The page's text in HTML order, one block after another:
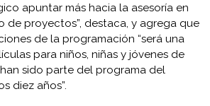
apuntar más hacia la asesoría en
de proyectos”, destaca, y agrega que
de la programación “será una
para niños, niñas y jóvenes de
sido parte del programa del
diez años”.